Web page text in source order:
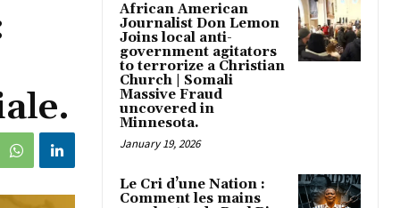
African American
Journalist Don Lemon
Joins local anti-
government agitators
to terrorize a Christian
Church | Somali
Massive Fraud
uncovered in
Minnesota.
January 19, 2026
Le Cri d’une Nation :
Comment les mains